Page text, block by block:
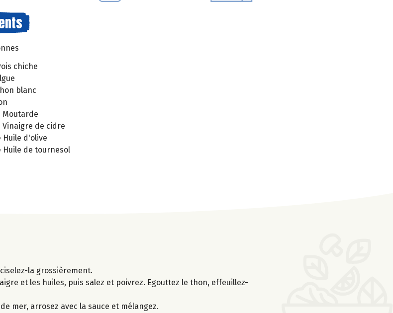
chiche
blanc
Moutarde
Vinaigre de cidre
Huile d'olive
Huile de tournesol
la grossièrement.
et les huiles, puis salez et poivrez. Egouttez le thon, effeuillez-
mer, arrosez avec la sauce et mélangez.